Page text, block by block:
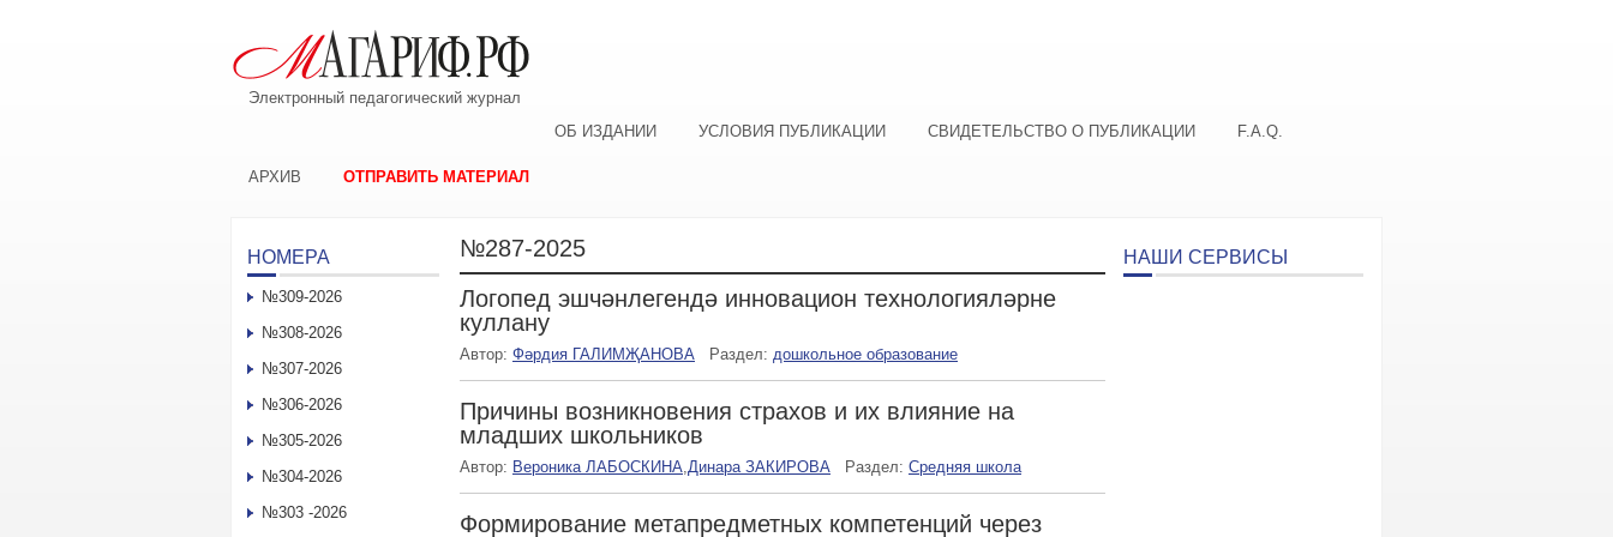
Электронный педагогический журнал
ОБ ИЗДАНИИ
УСЛОВИЯ ПУБЛИКАЦИИ СВИДЕТЕЛЬСТВО О ПУБЛИКАЦИИ F.A.Q.
АРХИВ ОТПРАВИТЬ МАТЕРИАЛ
№287-2025
Логопед эшчәнлегендә инновацион технологияләрне
куллану
Автор: Фәрдия ГАЛИМҖАНОВА Раздел: дошкольное образование
Причины возникновения страхов и их влияние на
младших школьников
Автор: Вероника ЛАБОСКИНА,Динара ЗАКИРОВА Раздел: Средняя школа
Формирование метапредметных компетенций через
НОМЕРА
№309-2026
№308-2026
№307-2026
№306-2026
№305-2026
№304-2026
№303 -2026
НАШИ СЕРВИСЫ